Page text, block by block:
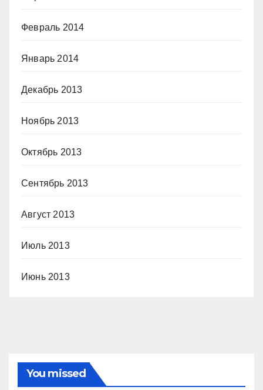
Февраль 2014
Январь 2014
Декабрь 2013
Ноябрь 2013
Октябрь 2013
Сентябрь 2013
Август 2013
Июль 2013
Июнь 2013
You missed